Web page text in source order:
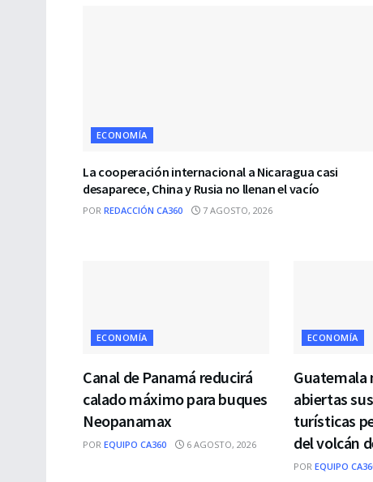
ECONOMÍA
La cooperación internacional a Nicaragua casi
desaparece, China y Rusia no llenan el vacío
POR REDACCIÓN CA360 7 AGOSTO, 2026
ECONOMÍA
Canal de Panamá reducirá
calado máximo para buques
Neopanamax
POR EQUIPO CA360 6 AGOSTO, 2026
ECONOMÍA
Guatemala
abiertas
turísticas
del volcán
POR EQUIPO